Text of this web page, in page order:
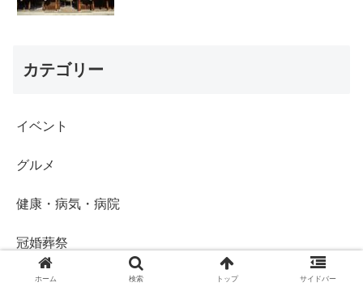
カテゴリー
イベント
グルメ
健康・病気・病院
冠婚葬祭
国内旅行・お出かけ
ホーム 検索 トップ サイドバー